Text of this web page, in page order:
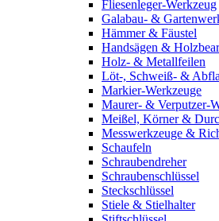
Fliesenleger-Werkzeug
Galabau- &
Hämmer & Fäustel
Handsägen &
Holz- & Metallfeilen
Löt-, Schweiß- &
Markier-Werkzeuge
Maurer- & Verputzer-
Meißel, Körner &
Messwerkzeuge &
Schaufeln
Schraubendreher
Schraubenschlüssel
Steckschlüssel
Stiele & Stielhalter